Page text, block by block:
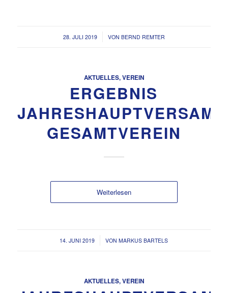
28. JULI 2019 VON BERND REMTER
AKTUELLES,VEREIN
ERGEBNIS
GESAMTVEREIN
Weiterlesen
14. JUNI 2019
/ VONMARKUS BARTELS
AKTUELLES,VEREIN